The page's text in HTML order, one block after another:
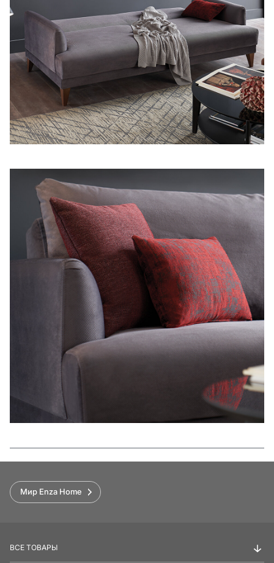
Функции
Мир Enza Home
ВСЕ ТОВАРЫ